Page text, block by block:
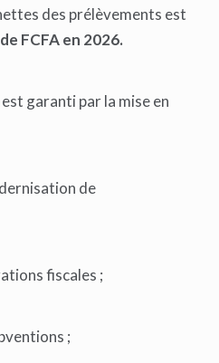
des prélèvements est
FCFA en 2026.
garanti par la mise en
de
fiscales ;
;